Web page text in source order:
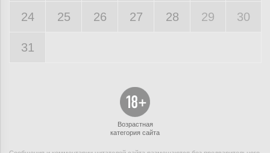
24 25 26 27 28 29 30
31
Возрастная
категория сайта